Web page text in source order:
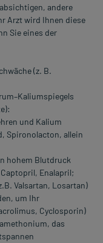
andere
Arzt wird Ihnen diese
Sie eines der
(z. B.
und Kalium
Spironolacton, allein
hohem Blutdruck
Enalapril;
Valsartan, Losartan)
um Ihr
Cyclosporin)
das